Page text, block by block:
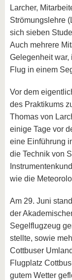
Larcher,
Strömungslehre
sich sieben
Auch mehrere
Gelegenheit war,
Flug in einem
Vor dem
des Praktikums
Thomas von
einige Tage vor
eine Einführung
die Technik von
wie die
Am 29. Juni
der
Segelflugzeug
stellte, sowie
Cottbuser
Flugplatz
gutem Wetter